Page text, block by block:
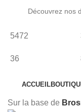
Découvrez nos
5472
36
ACCUEIL
Sur la base de